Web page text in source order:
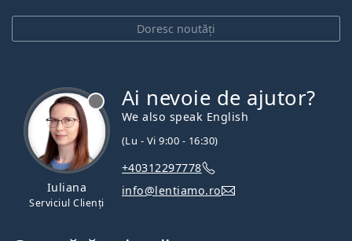
Doresc noutăți
Iuliana
Serviciul Clienți
Ai nevoie de ajutor?
We also speak English
(Lu - Vi 9:00 - 16:30)
+40312297778
info@lentiamo.ro